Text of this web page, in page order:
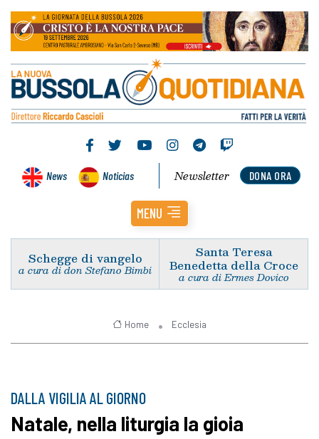
News Noticias DONA ORA
Newsletter
MENU
Schegge di vangelo
a cura di don Stefano Bimbi
Santa Teresa
Benedetta della Croce
a cura di Ermes Dovico
Home Ecclesia
DALLA VIGILIA AL GIORNO
Natale, nella liturgia la gioia